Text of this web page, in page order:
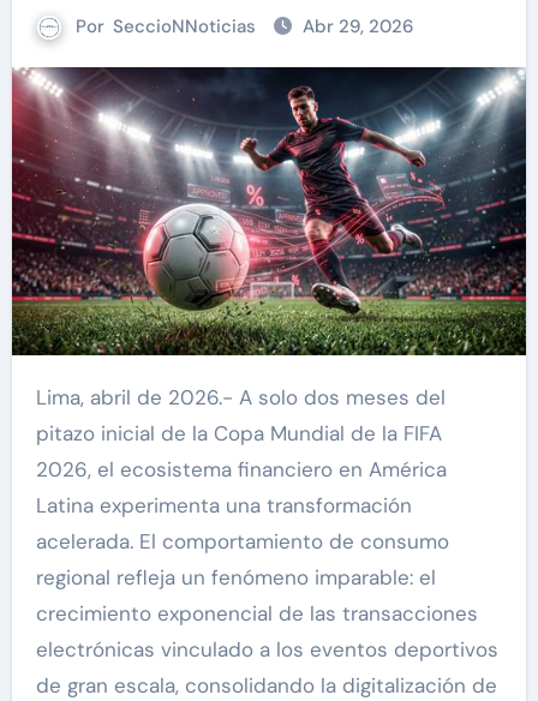
Por SeccioNNoticias Abr 29, 2026
Lima, abril de 2026.- A solo dos meses del
pitazo inicial de la Copa Mundial de la FIFA
2026, el ecosistema financiero en América
Latina experimenta una transformación
acelerada. El comportamiento de consumo
regional refleja un fenómeno imparable: el
crecimiento exponencial de las transacciones
electrónicas vinculado a los eventos deportivos
de gran escala, consolidando la digitalización de